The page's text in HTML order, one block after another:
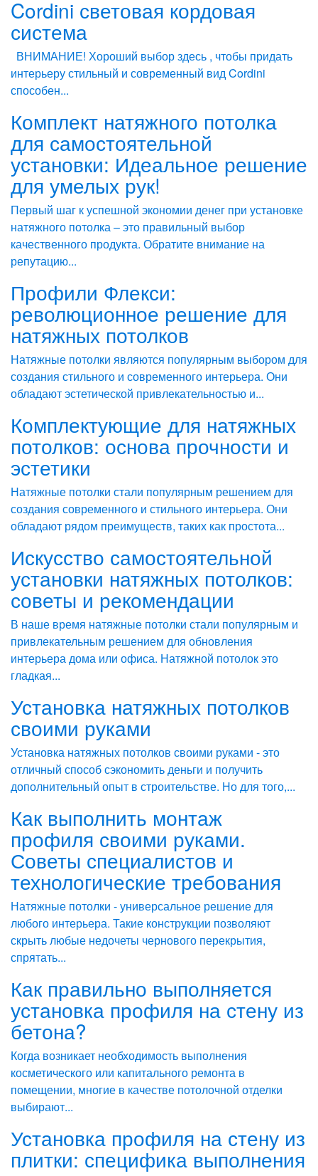
Cordini световая кордовая
система
ВНИМАНИЕ! Хороший выбор здесь , чтобы придать
интерьеру стильный и современный вид Cordini
способен...
Комплект натяжного потолка
для самостоятельной
установки: Идеальное решение
для умелых рук!
Первый шаг к успешной экономии денег при установке
натяжного потолка – это правильный выбор
качественного продукта. Обратите внимание на
репутацию...
Профили Флекси:
революционное решение для
натяжных потолков
Натяжные потолки являются популярным выбором для
создания стильного и современного интерьера. Они
обладают эстетической привлекательностью и...
Комплектующие для натяжных
потолков: основа прочности и
эстетики
Натяжные потолки стали популярным решением для
создания современного и стильного интерьера. Они
обладают рядом преимуществ, таких как простота...
Искусство самостоятельной
установки натяжных потолков:
советы и рекомендации
В наше время натяжные потолки стали популярным и
привлекательным решением для обновления
интерьера дома или офиса. Натяжной потолок это
гладкая...
Установка натяжных потолков
своими руками
Установка натяжных потолков своими руками - это
отличный способ сэкономить деньги и получить
дополнительный опыт в строительстве. Но для того,...
Как выполнить монтаж
профиля своими руками.
Советы специалистов и
технологические требования
Натяжные потолки - универсальное решение для
любого интерьера. Такие конструкции позволяют
скрыть любые недочеты чернового перекрытия,
спрятать...
Как правильно выполняется
установка профиля на стену из
бетона?
Когда возникает необходимость выполнения
косметического или капитального ремонта в
помещении, многие в качестве потолочной отделки
выбирают...
Установка профиля на стену из
плитки: специфика выполнения